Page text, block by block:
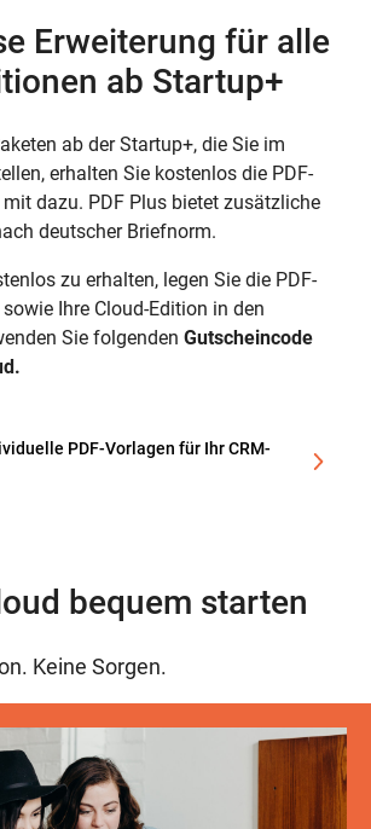
Erweiterung für alle
ab Startup+
ab der Startup+, die Sie im
erhalten Sie kostenlos die PDF-
mit dazu. PDF Plus bietet zusätzliche
deutscher Briefnorm.
zu erhalten, legen Sie die PDF-
Ihre Cloud-Edition in den
Sie folgendenGutscheincode
PDF-Vorlagen für Ihr CRM-
bequem starten
Keine Sorgen.